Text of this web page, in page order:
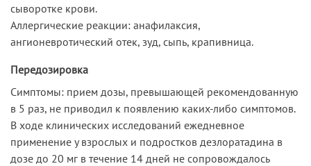
сыворотке крови.
Аллергические реакции: анафилаксия,
ангионевротический отек, зуд, сыпь, крапивница.
Передозировка
Симптомы: прием дозы, превышающей рекомендованную
в 5 раз, не приводил к появлению каких-либо симптомов.
В ходе клинических исследований ежедневное
применение у взрослых и подростков дезлоратадина в
дозе до 20 мг в течение 14 дней не сопровождалось